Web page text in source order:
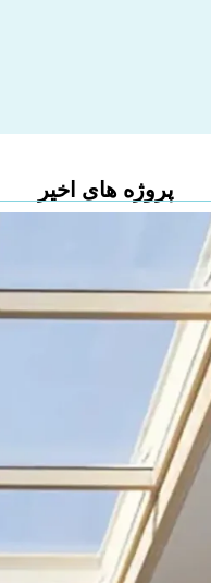
پروژه های اخیر